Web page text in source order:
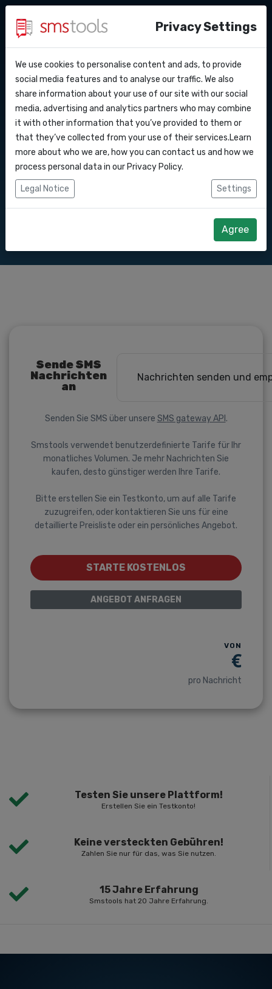
API Docs
Webhooks
Integrationen
Zapier
Warum smstools?
Blog
Service level agreement
Kontakt
Angebot anfordern
SMS Gateway API nach
Senden Sie SMS-Nachrichten über unsere
SMS Gateway API.
Direkt loslegen Angebot anfordern
Sende SMS
Nachrichten
an
Nachrichten senden und
Senden Sie SMS über unsere SMS gateway API .
Smstools verwendet benutzerdefinierte Tarife für Ihr
monatliches Volumen. Je mehr Nachrichten Sie
kaufen, desto günstiger werden Ihre Tarife.
Bitte erstellen Sie ein Testkonto, um auf alle Tarife
zuzugreifen, oder kontaktieren Sie uns für eine
detaillierte Preisliste oder ein persönliches Angebot.
STARTE KOSTENLOS
ANGEBOT ANFRAGEN
VON
€
pro Nachricht
Testen Sie unsere Plattform!
Erstellen Sie ein Testkonto!
Keine versteckten Gebühren!
Zahlen Sie nur für das, was Sie nutzen.
15 Jahre Erfahrung
Smstools hat 20 Jahre Erfahrung.
Privacy Settings
We use cookies to personalise content and ads, to provide
social media features and to analyse our traffic. We also
share information about your use of our site with our social
media, advertising and analytics partners who may combine
it with other information that you’ve provided to them or
that they’ve collected from your use of their services.Learn
more about who we are, how you can contact us and how we
process personal data in our Privacy Policy.
Legal Notice Settings
Agree